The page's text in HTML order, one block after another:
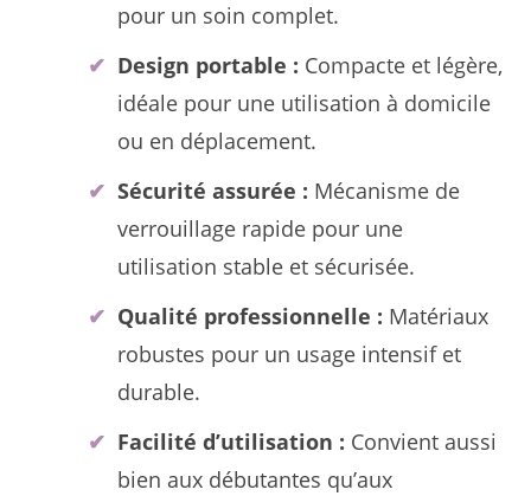
pour un soin complet.
Design portable : Compacte et légère,
idéale pour une utilisation à domicile
ou en déplacement.
Sécurité assurée : Mécanisme de
verrouillage rapide pour une
utilisation stable et sécurisée.
Qualité professionnelle : Matériaux
robustes pour un usage intensif et
durable.
Facilité d’utilisation : Convient aussi
bien aux débutantes qu’aux